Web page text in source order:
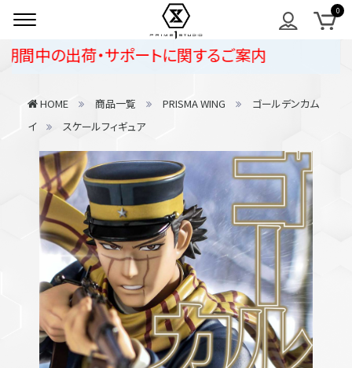
出荷・サポートに関するご案内
HOME 商品一覧 PRISMA WING
ゴールデンカム
イ
スケールフィギュア